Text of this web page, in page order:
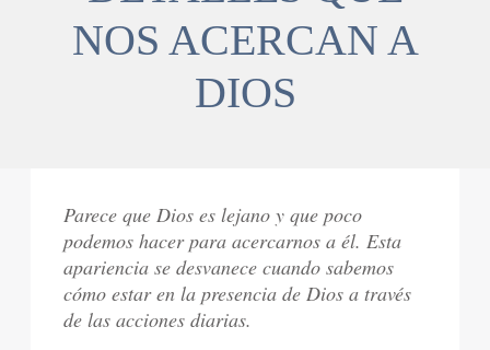
NOS ACERCAN A
DIOS
Parece que Dios es lejano y que poco
podemos hacer para acercarnos a él. Esta
apariencia se desvanece cuando sabemos
cómo estar en la presencia de Dios a través
de las acciones diarias.